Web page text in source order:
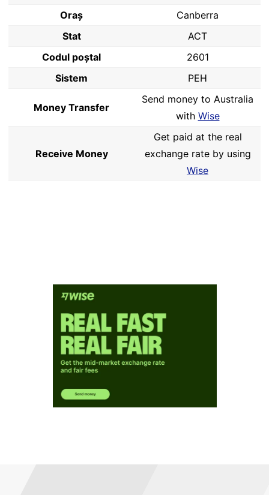
Oraș
Canberra
Stat
ACT
Codul poştal
2601
Sistem
PEH
Money Transfer
Send money to Australia
with Wise
Receive Money
Get paid at the real
exchange rate by using
Wise